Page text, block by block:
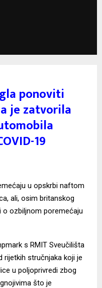
ponoviti
je zatvorila
19
u opskrbi naftom
ali, osim britanskog
o ozbiljnom poremećaju
s RMIT Sveučilišta
rijetkih stručnjaka koji je
u poljoprivredi zbog
što je